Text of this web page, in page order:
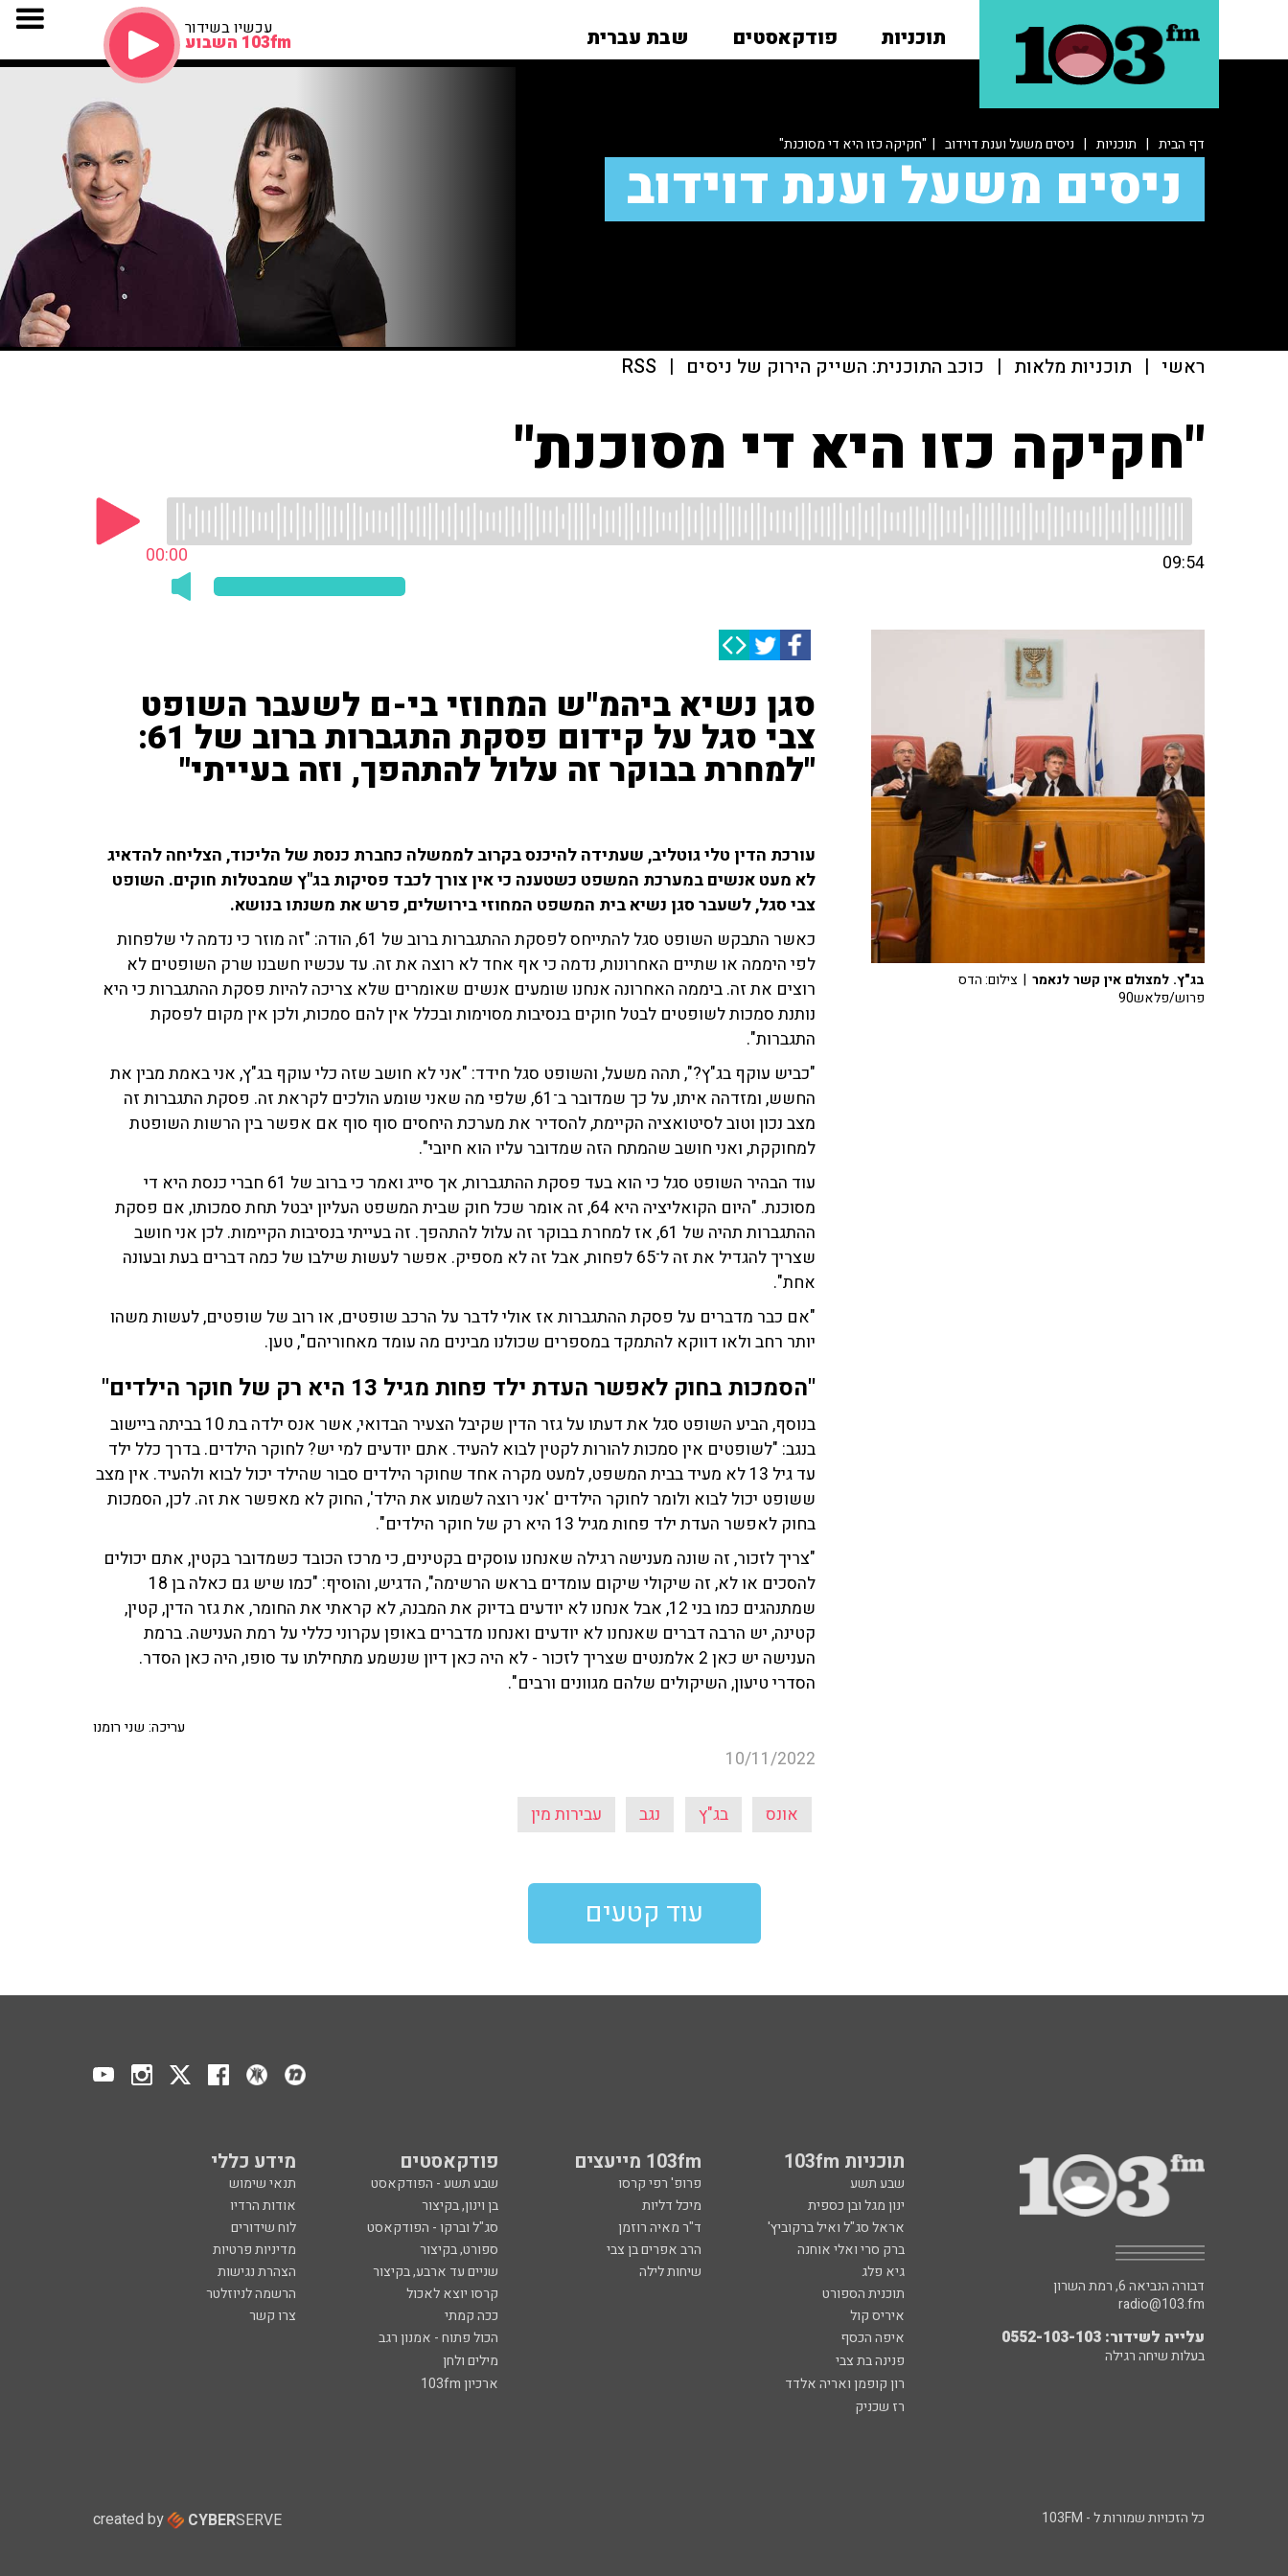
תוכניות פודקאסטים שבת עברית עכשיו בשידור
103fm השבוע
דף הבית | תוכניות | ניסים משעל וענת דוידוב | "חקיקה כזו היא די מסוכנת"
ניסים משעל וענת דוידוב
ראשי | תוכניות מלאות | כוכב התוכנית: השייק הירוק של ניסים |
RSS
"חקיקה כזו היא די מסוכנת"
00:00 09:54
סגן נשיא ביהמ"ש המחוזי בי-ם לשעבר השופט
צבי סגל על קידום פסקת התגברות ברוב של 61:
"למחרת בבוקר זה עלול להתהפך, וזה בעייתי"
עורכת הדין טלי גוטליב, שעתידה להיכנס בקרוב לממשלה כחברת כנסת של הליכוד, הצליחה להדאיג
לא מעט אנשים במערכת המשפט כשטענה כי אין צורך לכבד פסיקות בג"ץ שמבטלות חוקים. השופט
צבי סגל, לשעבר סגן נשיא בית המשפט המחוזי בירושלים, פרש את משנתו בנושא.
כאשר התבקש השופט סגל להתייחס לפסקת ההתגברות ברוב של 61, הודה: "זה מוזר כי נדמה לי שלפחות
לפי היממה או שתיים האחרונות, נדמה כי אף אחד לא רוצה את זה. עד עכשיו חשבנו שרק השופטים לא
רוצים את זה. ביממה האחרונה אנחנו שומעים אנשים שאומרים שלא צריכה להיות פסקת ההתגברות כי היא
נותנת סמכות לשופטים לבטל חוקים בנסיבות מסוימות ובכלל אין להם סמכות, ולכן אין מקום לפסקת
התגברות".
"כביש עוקף בג"ץ?", תהה משעל, והשופט סגל חידד: "אני לא חושב שזה כלי עוקף בג"ץ, אני באמת מבין את
החשש, ומזדהה איתו, על כך שמדובר ב־61, שלפי מה שאני שומע הולכים לקראת זה. פסקת התגברות זה
מצב נכון וטוב לסיטואציה הקיימת, להסדיר את מערכת היחסים סוף סוף אם אפשר בין הרשות השופטת
למחוקקת, ואני חושב שהמתח הזה שמדובר עליו הוא חיובי".
עוד הבהיר השופט סגל כי הוא בעד פסקת ההתגברות, אך סייג ואמר כי ברוב של 61 חברי כנסת היא די
מסוכנת. "היום הקואליציה היא 64, זה אומר שכל חוק שבית המשפט העליון יבטל תחת סמכותו, אם פסקת
ההתגברות תהיה של 61, אז למחרת בבוקר זה עלול להתהפך. זה בעייתי בנסיבות הקיימות. לכן אני חושב
שצריך להגדיל את זה ל־65 לפחות, אבל זה לא מספיק. אפשר לעשות שילבו של כמה דברים בעת ובעונה
אחת".
"אם כבר מדברים על פסקת ההתגברות אז אולי לדבר על הרכב שופטים, או רוב של שופטים, לעשות משהו
יותר רחב ולאו דווקא להתמקד במספרים שכולנו מבינים מה עומד מאחוריהם", טען.
"הסמכות בחוק לאפשר העדת ילד פחות מגיל 13 היא רק של חוקר הילדים"
בנוסף, הביע השופט סגל את דעתו על גזר הדין שקיבל הצעיר הבדואי, אשר אנס ילדה בת 10 בביתה ביישוב
בנגב: "לשופטים אין סמכות להורות לקטין לבוא להעיד. אתם יודעים למי יש? לחוקר הילדים. בדרך כלל ילד
עד גיל 13 לא מעיד בבית המשפט, למעט מקרה אחד שחוקר הילדים סבור שהילד יכול לבוא ולהעיד. אין מצב
ששופט יכול לבוא ולומר לחוקר הילדים 'אני רוצה לשמוע את הילד', החוק לא מאפשר את זה. לכן, הסמכות
בחוק לאפשר העדת ילד פחות מגיל 13 היא רק של חוקר הילדים".
"צריך לזכור, זה שונה מענישה רגילה שאנחנו עוסקים בקטינים, כי מרכז הכובד כשמדובר בקטין, אתם יכולים
להסכים או לא, זה שיקולי שיקום עומדים בראש הרשימה", הדגיש, והוסיף: "כמו שיש גם כאלה בן 18
שמתנהגים כמו בני 12, אבל אנחנו לא יודעים בדיוק את המבנה, לא קראתי את החומר, את גזר הדין, קטין,
קטינה, יש הרבה דברים שאנחנו לא יודעים ואנחנו מדברים באופן עקרוני כללי על רמת הענישה. ברמת
הענישה יש כאן 2 אלמנטים שצריך לזכור - לא היה כאן דיון שנשמע מתחילתו עד סופו, היה כאן הסדר.
הסדרי טיעון, השיקולים שלהם מגוונים ורבים".
עריכה: שני רומנו
10/11/2022
אונס בג"ץ נגב עבירות מין
בג"ץ. למצולם אין קשר לנאמר | צילום: הדס
פרוש/פלאש90
עוד קטעים
תוכניות 103fm 103fm מייעצים פודקאסטים מידע כללי
שבע תשע פרופ' רפי קרסו שבע תשע - הפודקאסט
תנאי שימוש
ינון מגל ובן כספית
מיכל דליות בן וינון, בקיצור
אודות הרדיו
אראל סג"ל ואיל ברקוביץ'
ד"ר מאיה רוזמן סג"ל וברקו - הפודקאסט
לוח שידורים
ברק סרי ואלי אוחנה
הרב אפרים בן צבי ספורט, בקיצור
מדיניות פרטיות
גיא פלג
שיחות לילה שניים עד ארבע, בקיצור
הצהרת נגישות
תוכנית הספורט
קרסו יוצא לאכול
הרשמה לניוזלטר
איריס קול
ככה קמתי
צרו קשר
איפה הכסף
הכול פתוח - אמנון רגב
פנינה בת צבי
מילים ולחן
רון קופמן ואריה אלדד
ארכיון 103fm
רז שכניק
דבורה הנביאה 6, רמת השרון
radio@103.fm
עלייה לשידור: 0552-103-103
בעלות שיחה רגילה
כל הזכויות שמורות ל - 103FM created by CYBERSERVE